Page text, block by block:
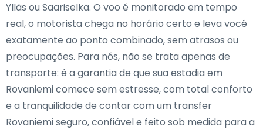
Ylläs ou Saariselkä. O voo é monitorado em tempo
real, o motorista chega no horário certo e leva você
exatamente ao ponto combinado, sem atrasos ou
preocupações. Para nós, não se trata apenas de
transporte: é a garantia de que sua estadia em
Rovaniemi comece sem estresse, com total conforto
e a tranquilidade de contar com um transfer
Rovaniemi seguro, confiável e feito sob medida para a